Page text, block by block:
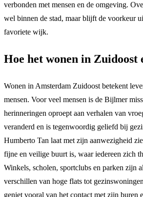
verbonden met mensen en de omgeving.
wel binnen de stad, maar blijft de voorkeur
favoriete wijk.
Hoe het wonen in Zuidoost
Wonen in Amsterdam Zuidoost betekent
mensen. Voor veel mensen is de Bijlmer
herinneringen oproept aan verhalen van
veranderd en is tegenwoordig geliefd bij
Humberto Tan laat met zijn aanwezigheid
fijne en veilige buurt is, waar iedereen zich
Winkels, scholen, sportclubs en parken zijn
verschillen van hoge flats tot
geniet vooral van het contact met zijn buren